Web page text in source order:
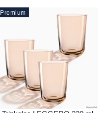
Premium